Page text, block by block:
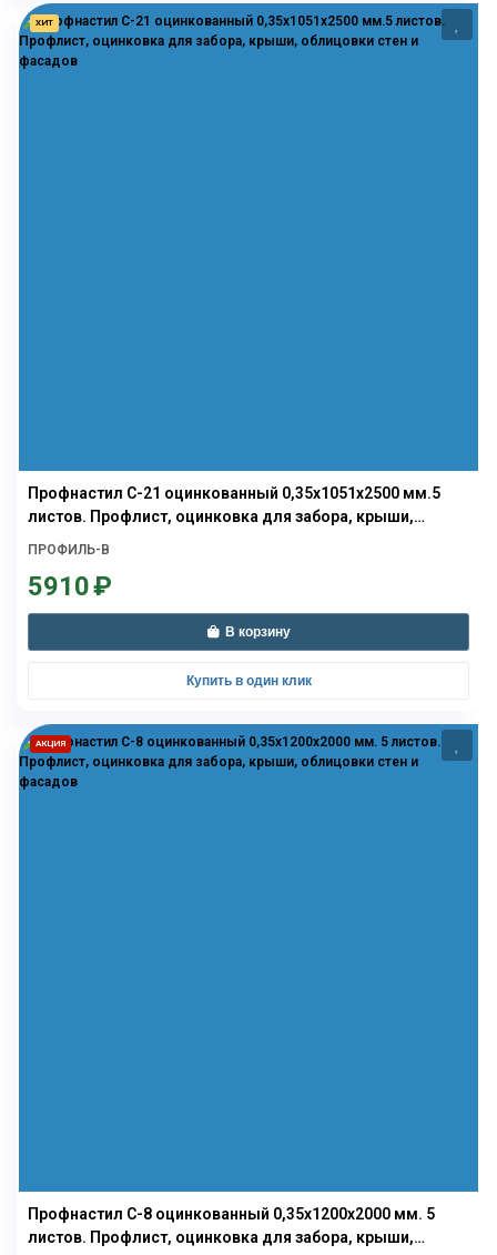
ХИТ
Профнастил С-21 оцинкованный 0,35х1051х2500 мм.5
листов. Профлист, оцинковка для забора, крыши,
облицовки стен и фасадов
ПРОФИЛЬ-В
5910₽
В корзину
Купить в один клик
АКЦИЯ
Профнастил С-8 оцинкованный 0,35х1200х2000 мм. 5
листов. Профлист, оцинковка для забора, крыши,